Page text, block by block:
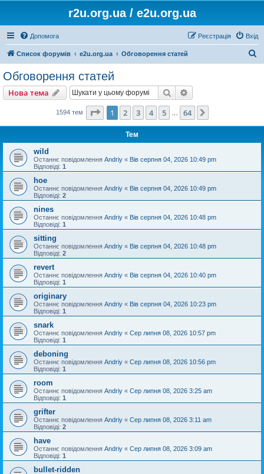
r2u.org.ua / e2u.org.ua
Допомога Вхід
Реєстрація
Список форумів e2u.org.ua Обговорення статей
Обговорення статей
Нова тема Пошук
1594 тем Сторінка1 64
1 2 3 4 5 64
Тем
wild
Останнє повідомлення Andriy « Вів серпня 04, 2026 10:49 pm
Відповіді: 1
hoe
Останнє повідомлення Andriy « Вів серпня 04, 2026 10:49 pm
Відповіді: 2
nines
Останнє повідомлення Andriy « Вів серпня 04, 2026 10:48 pm
Відповіді: 1
sitting
Останнє повідомлення Andriy « Вів серпня 04, 2026 10:48 pm
Відповіді: 2
revert
Останнє повідомлення Andriy « Вів серпня 04, 2026 10:40 pm
Відповіді: 1
originary
Останнє повідомлення Andriy « Вів серпня 04, 2026 10:23 pm
Відповіді: 1
snark
Останнє повідомлення Andriy « Сер липня 08, 2026 10:57 pm
Відповіді: 1
deboning
Останнє повідомлення Andriy « Сер липня 08, 2026 10:56 pm
Відповіді: 1
room
Останнє повідомлення Andriy « Сер липня 08, 2026 3:25 am
Відповіді: 1
grifter
Останнє повідомлення Andriy « Сер липня 08, 2026 3:11 am
Відповіді: 2
have
Останнє повідомлення Andriy « Сер липня 08, 2026 3:09 am
Відповіді: 1
bullet-ridden